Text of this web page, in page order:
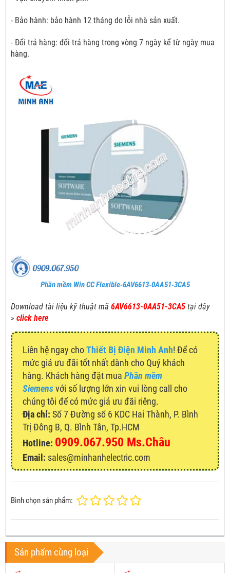
- Bảo hành: bảo hành 12 tháng do lỗi nhà sản xuất.
- Đổi trả hàng: đổi trả hàng trong vòng 7 ngày kể từ ngày mua
hàng.
Phần mềm Win CC Flexible-6AV6613-0AA51-3CA5
Download tài liệu kỹ thuật mã 6AV6613-0AA51-3CA5 tại đây
» click here
Liên hệ ngay choThiết Bị Điện Minh Anh! Để có
mức giá ưu đãi tốt nhất dành cho Quý khách
hàng. Khách hàng đặt mua Phần mềm
Siemensvới số lượng lớn xin vui lòng call cho
chúng tôi để có mức giá ưu đãi riêng.
Địa chỉ: Số 7 Đường số 6 KDC Hai Thành, P. Bình
Trị Đông B, Q. Bình Tân, Tp.HCM
Hotline: 0909.067.950 Ms.Châu
Email: sales@minhanhelectric.com
Bình chọn sản phẩm:
Sản phẩm cùng loại